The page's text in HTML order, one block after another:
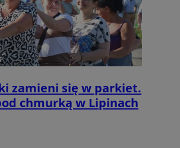
zamieni się w parkiet.
chmurką w Lipinach